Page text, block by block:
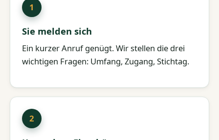
Sie melden sich
Ein kurzer Anruf genügt. Wir stellen die drei
wichtigen Fragen: Umfang, Zugang, Stichtag.